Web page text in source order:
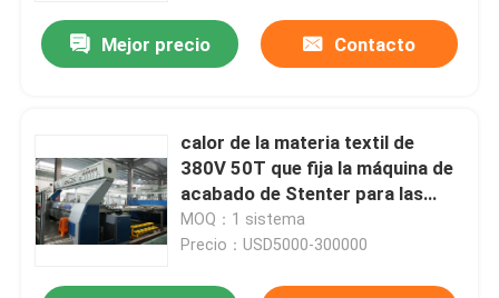
Mejor precio Contacto
calor de la materia textil de
380V 50T que fija la máquina de
acabado de Stenter para las
telas de lino 3000m m
MOQ：1 sistema
Precio：USD5000-300000